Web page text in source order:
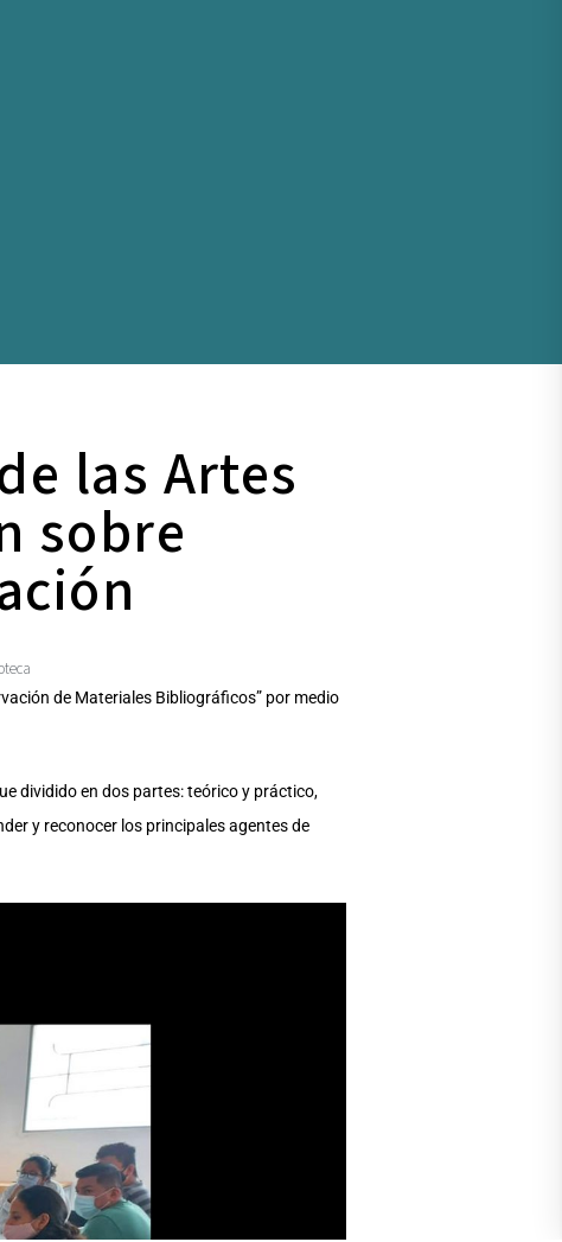
las Artes
sobre
de Materiales Bibliográficos” por medio
dividido en dos partes: teórico y práctico,
y reconocer los principales agentes de